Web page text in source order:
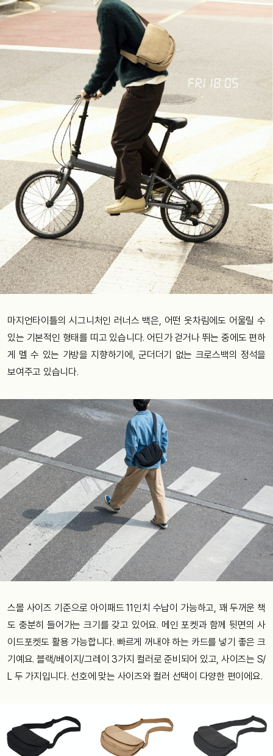
마지언타이틀의 시그니처인 러너스 백은, 어떤 옷차림에도 어울릴 수
있는 기본적인 형태를 띠고 있습니다. 어딘가 걷거나 뛰는 중에도 편하
게 멜 수 있는 가방을 지향하기에, 군더더기 없는 크로스백의 정석을
보여주고 있습니다.
스몰 사이즈 기준으로 아이패드 11인치 수납이 가능하고, 꽤 두꺼운 책
도 충분히 들어가는 크기를 갖고 있어요. 메인 포켓과 함께 뒷면의 사
이드포켓도 활용 가능합니다. 빠르게 꺼내야 하는 카드를 넣기 좋은 크
기예요. 블랙/베이지/그레이 3가지 컬러로 준비되어 있고, 사이즈는 S/
L 두 가지입니다. 선호에 맞는 사이즈와 컬러 선택이 다양한 편이에요.